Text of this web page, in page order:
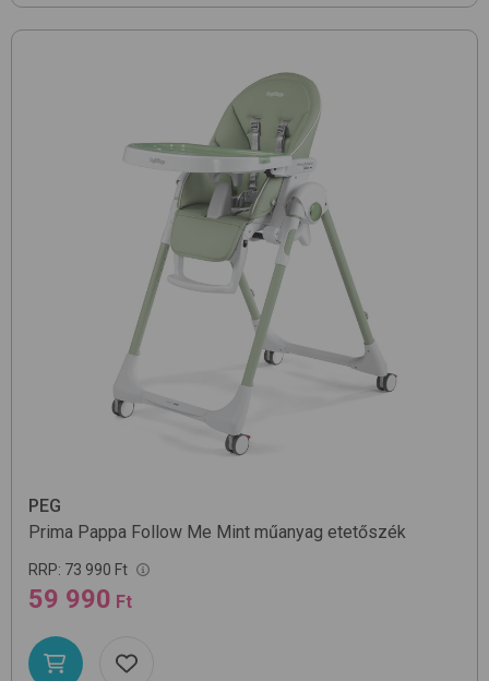
PEG
Prima Pappa Follow Me Mint műanyag etetőszék
RRP: 73 990 Ft
59 990 Ft